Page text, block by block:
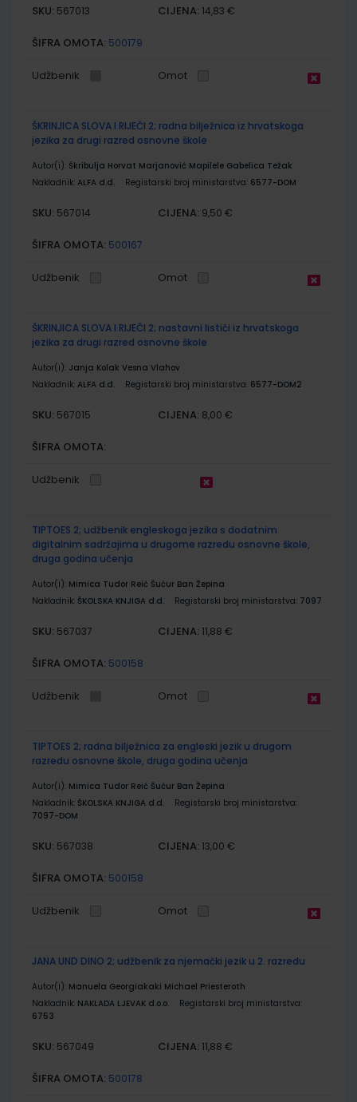
SKU: 567013 CIJENA: 14,83 €
ŠIFRA OMOTA: 500179
Udžbenik Omot
ŠKRINJICA SLOVA I RIJEČI 2; radna bilježnica iz hrvatskoga
jezika za drugi razred osnovne škole
Autor(i): Škribulja Horvat Marjanović Mapilele Gabelica Težak
Nakladnik: ALFA d.d. Registarski broj ministarstva: 6577-DOM
SKU: 567014 CIJENA: 9,50 €
ŠIFRA OMOTA: 500167
Udžbenik Omot
ŠKRINJICA SLOVA I RIJEČI 2; nastavni listići iz hrvatskoga
jezika za drugi razred osnovne škole
Autor(i): Janja Kolak Vesna Vlahov
Nakladnik: ALFA d.d. Registarski broj ministarstva: 6577-DOM2
SKU: 567015 CIJENA: 8,00 €
ŠIFRA OMOTA:
Udžbenik
TIPTOES 2; udžbenik engleskoga jezika s dodatnim
digitalnim sadržajima u drugome razredu osnovne škole,
druga godina učenja
Autor(i): Mimica Tudor Reić Šućur Ban Žepina
Nakladnik: ŠKOLSKA KNJIGA d.d. Registarski broj ministarstva: 7097
SKU: 567037 CIJENA: 11,88 €
ŠIFRA OMOTA: 500158
Udžbenik Omot
TIPTOES 2; radna bilježnica za engleski jezik u drugom
razredu osnovne škole, druga godina učenja
Autor(i): Mimica Tudor Reić Šućur Ban Žepina
Nakladnik: ŠKOLSKA KNJIGA d.d.
Registarski broj ministarstva:
7097-DOM
SKU: 567038 CIJENA: 13,00 €
ŠIFRA OMOTA: 500158
Udžbenik Omot
JANA UND DINO 2; udžbenik za njemački jezik u 2. razredu
Autor(i): Manuela Georgiakaki Michael Priesteroth
Nakladnik: NAKLADA LJEVAK d.o.o.
Registarski broj ministarstva:
6753
SKU: 567049 CIJENA: 11,88 €
ŠIFRA OMOTA: 500178